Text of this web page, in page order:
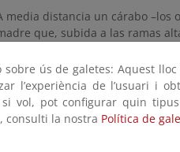
media distancia un cárabo –los
que, subida a las ramas
los pollos olvidan toda
Unos grillos
como el rastro de un
pasa zumbando, quizá un
ave de la noche que
sobre ús de galetes: Aquest
l’experiència de l’usuari i
vol, pot configurar quin
consulti la nostra Política de